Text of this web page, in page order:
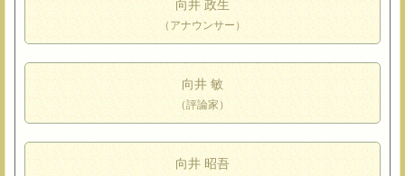
向井 政生
（アナウンサー）
向井 敏
（評論家）
向井 昭吾